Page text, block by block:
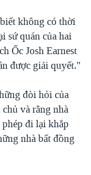
không có thời
sứ quán của hai
Ốc Josh Earnest
được giải quyết."
đòi hỏi của
và rằng nhà
đi lại khắp
nhà bất đồng